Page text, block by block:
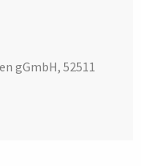
gGmbH, 52511